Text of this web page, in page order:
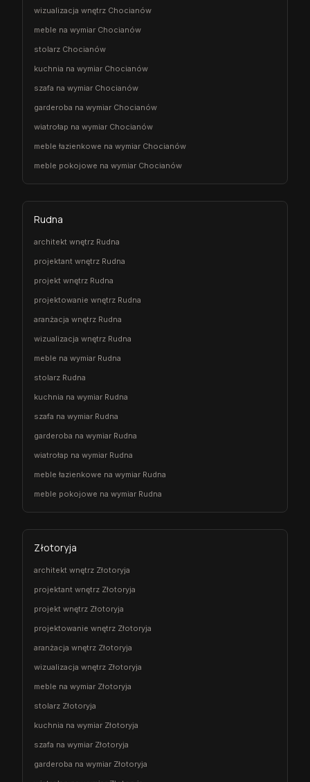
wizualizacja wnętrz Chocianów
meble na wymiar Chocianów
stolarz Chocianów
kuchnia na wymiar Chocianów
szafa na wymiar Chocianów
garderoba na wymiar Chocianów
wiatrołap na wymiar Chocianów
meble łazienkowe na wymiar Chocianów
meble pokojowe na wymiar Chocianów
Rudna
architekt wnętrz Rudna
projektant wnętrz Rudna
projekt wnętrz Rudna
projektowanie wnętrz Rudna
aranżacja wnętrz Rudna
wizualizacja wnętrz Rudna
meble na wymiar Rudna
stolarz Rudna
kuchnia na wymiar Rudna
szafa na wymiar Rudna
garderoba na wymiar Rudna
wiatrołap na wymiar Rudna
meble łazienkowe na wymiar Rudna
meble pokojowe na wymiar Rudna
Złotoryja
architekt wnętrz Złotoryja
projektant wnętrz Złotoryja
projekt wnętrz Złotoryja
projektowanie wnętrz Złotoryja
aranżacja wnętrz Złotoryja
wizualizacja wnętrz Złotoryja
meble na wymiar Złotoryja
stolarz Złotoryja
kuchnia na wymiar Złotoryja
szafa na wymiar Złotoryja
garderoba na wymiar Złotoryja